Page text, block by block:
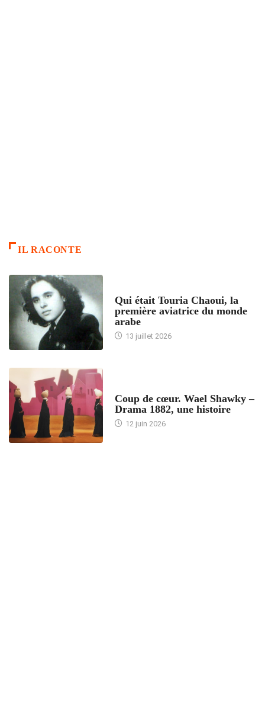
IL RACONTE
Qui était Touria Chaoui, la
première aviatrice du monde
arabe
13 juillet 2026
Coup de cœur. Wael Shawky –
Drama 1882, une histoire
12 juin 2026